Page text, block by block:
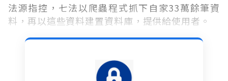
法源指控，七法以爬蟲程式抓下自家33萬餘筆資
料，再以這些資料建置資料庫，提供給使用者。